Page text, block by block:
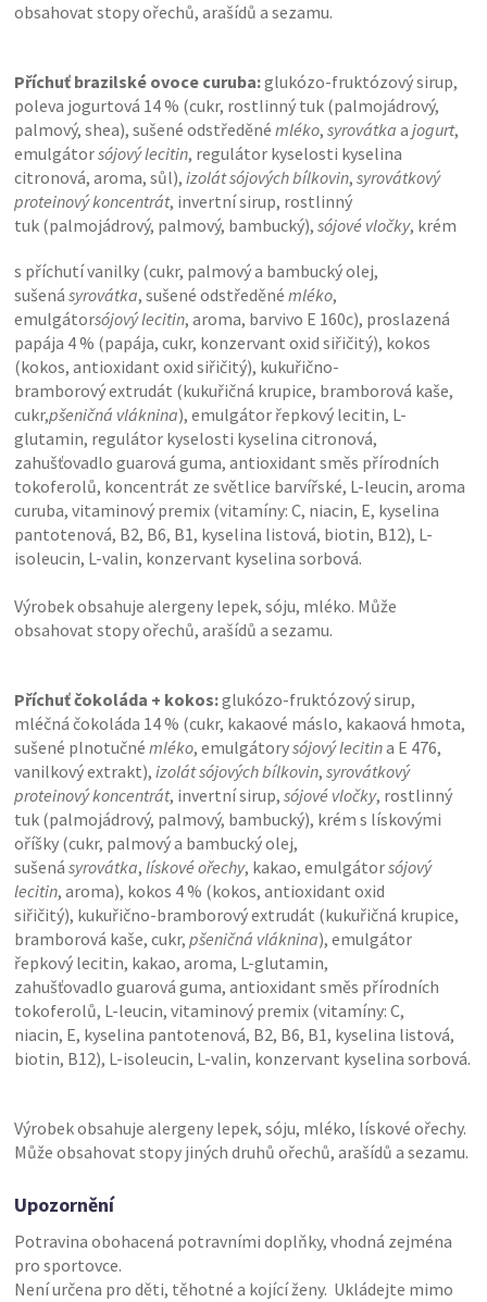
obsahovat stopy ořechů, arašídů a sezamu.
Příchuť brazilské ovoce curuba:glukózo-fruktózový sirup,
poleva jogurtová 14 % (cukr, rostlinný tuk (palmojádrový,
palmový, shea), sušené odstředěnémléko,syrovátka ajogurt,
emulgátorsójový lecitin, regulátor kyselosti kyselina
citronová, aroma, sůl),izolát sójových bílkovin,syrovátkový
proteinový koncentrát, invertní sirup, rostlinný
tuk (palmojádrový, palmový, bambucký),sójové vločky, krém
s příchutí vanilky (cukr, palmový a bambucký olej,
sušenásyrovátka, sušené odstředěnémléko,
emulgátorsójový lecitin, aroma, barvivo E 160c), proslazená
papája 4 % (papája, cukr, konzervant oxid siřičitý), kokos
(kokos, antioxidant oxid siřičitý), kukuřično-
bramborový extrudát (kukuřičná krupice, bramborová kaše,
cukr,pšeničná vláknina), emulgátor řepkový lecitin, L-
glutamin, regulátor kyselosti kyselina citronová,
zahušťovadlo guarová guma, antioxidant směs přírodních
tokoferolů, koncentrát ze světlice barvířské, L-leucin, aroma
curuba, vitaminový premix (vitamíny: C, niacin, E, kyselina
pantotenová, B2, B6, B1, kyselina listová, biotin, B12), L-
isoleucin, L-valin, konzervant kyselina sorbová.
Výrobek obsahuje alergeny lepek, sóju, mléko. Může
obsahovat stopy ořechů, arašídů a sezamu.
Příchuť čokoláda + kokos:glukózo-fruktózový sirup,
mléčná čokoláda 14 % (cukr, kakaové máslo, kakaová hmota,
sušené plnotučnémléko, emulgátorysójový lecitina E 476,
vanilkový extrakt),izolát sójových bílkovin,syrovátkový
proteinový koncentrát, invertní sirup, sójové vločky, rostlinný
tuk (palmojádrový, palmový, bambucký), krém s lískovými
oříšky (cukr, palmový a bambucký olej,
sušenásyrovátka,lískové ořechy, kakao, emulgátorsójový
lecitin, aroma), kokos 4 % (kokos, antioxidant oxid
siřičitý), kukuřično-bramborový extrudát (kukuřičná krupice,
bramborová kaše, cukr,pšeničná vláknina), emulgátor
řepkový lecitin, kakao, aroma, L-glutamin,
zahušťovadlo guarová guma, antioxidant směs přírodních
tokoferolů, L-leucin, vitaminový premix (vitamíny: C,
niacin, E, kyselina pantotenová, B2, B6, B1, kyselina listová,
biotin, B12), L-isoleucin, L-valin, konzervant kyselina sorbová.
Výrobek obsahuje alergeny lepek, sóju, mléko, lískové ořechy.
Může obsahovat stopy jiných druhů ořechů, arašídů a sezamu.
Upozornění
Potravina obohacená potravními doplňky, vhodná zejména
pro sportovce.
Není určena pro děti, těhotné a kojící ženy. Ukládejte mimo